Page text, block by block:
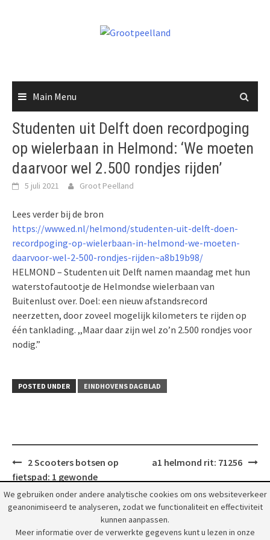
Main Menu
Studenten uit Delft doen recordpoging
op wielerbaan in Helmond: ‘We moeten
daarvoor wel 2.500 rondjes rijden’
5 juli 2021 Groot Peelland
Lees verder bij de bron
https://www.ed.nl/helmond/studenten-uit-delft-doen-
recordpoging-op-wielerbaan-in-helmond-we-moeten-
daarvoor-wel-2-500-rondjes-rijden~a8b19b98/
HELMOND – Studenten uit Delft namen maandag met hun
waterstofautootje de Helmondse wielerbaan van
Buitenlust over. Doel: een nieuw afstandsrecord
neerzetten, door zoveel mogelijk kilometers te rijden op
één tanklading. ,,Maar daar zijn wel zo’n 2.500 rondjes voor
nodig.”
POSTED UNDER EINDHOVENS DAGBLAD
Post
navigation
2 Scooters botsen op
fietspad: 1 gewonde
a1 helmond rit: 71256
We gebruiken onder andere analytische cookies om ons websiteverkeer
geanonimiseerd te analyseren, zodat we functionaliteit en effectiviteit
kunnen aanpassen.
Meer informatie over de verwerkte gegevens kunt u lezen in onze